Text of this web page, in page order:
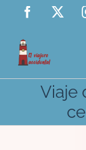
Saltar
contenido
Facebook
Viaje